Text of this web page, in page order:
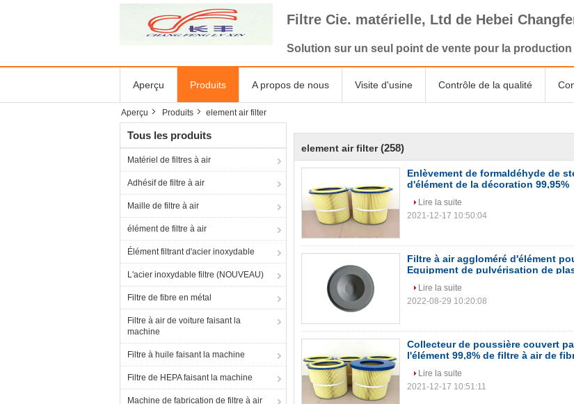
Filtre Cie. matérielle, Ltd de Hebei
Solution sur un seul point de vente pour la production
Aperçu Produits A propos de nous Visite d'usine Contrôle de la qualité
Aperçu Produits element air filter
Tous les produits
Matériel de filtres à air
Adhésif de filtre à air
Maille de filtre à air
élément de filtre à air
Élément filtrant d'acier inoxydable
L'acier inoxydable filtre (NOUVEAU)
Filtre de fibre en métal
Filtre à air de voiture faisant la
machine
Filtre à huile faisant la machine
Filtre de HEPA faisant la machine
Machine de fabrication de filtre à air
element air filter (258)
Enlèvement de formaldéhyde de
d'élément de la décoration 99,95%
Lire la suite
2021-12-17 10:50:04
Filtre à air aggloméré d'élément
Equipment de pulvérisation de
Lire la suite
2022-08-29 10:20:08
Collecteur de poussière couvert
l'élément 99,8% de filtre à air de
Lire la suite
2021-12-17 10:51:11